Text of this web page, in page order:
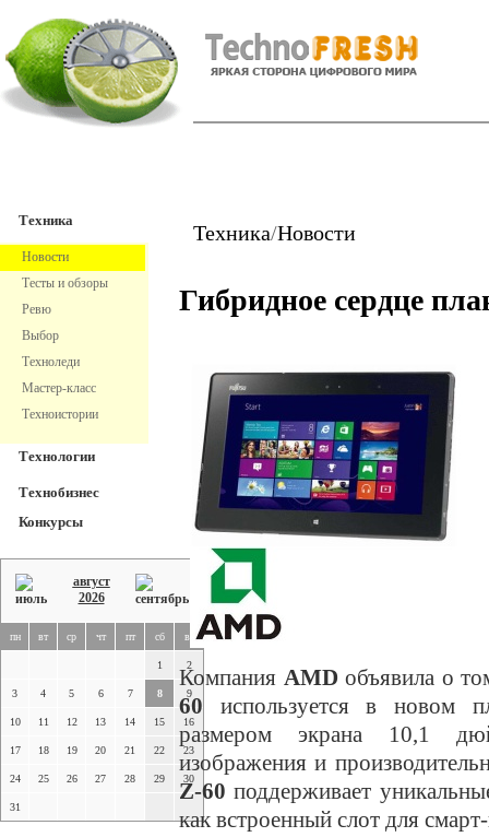
Техника
Новости
Тесты и обзоры
Ревю
Выбор
Техноледи
Мастер-класс
Техноистории
Технологии
Технобизнес
Конкурсы
август
2026
пн вт ср чт пт сб вс
1 2
3 4 5 6 7 8 9
10 11 12 13 14 15 16
17 18 19 20 21 22 23
24 25 26 27 28 29 30
31
Техника/Новости
Гибридное сердце
Компания AMD объявила о
60 используется в новом
размером экрана 10,1
изображения и
Z-60 поддерживает
как встроенный слот для